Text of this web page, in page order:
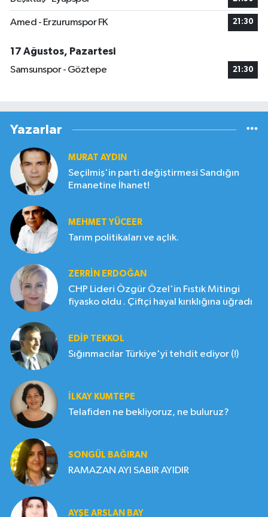
Amed - Erzurumspor FK 21:30
17 Ağustos, Pazartesi
Samsunspor - Göztepe
21:30
Yazarlar
MURAT AYDIN
Seçilmiş'in parti değiştirmesi Sandığın
Emanetine İhanet!
MEHMET YÜCEER
Tarım politikaları ve açlık.
ZERRIN ERDOĞAN
CHP Lideri Özgür Özel'in Fıstık Mitingi
fiyasko oldu . Çiftçi hayal kırıklığına uğradı
EDIP TEKKOL
Sığınmacılar Türkiye'yi tehdit ediyor (!)
İLKAY KUMTEPE
Telafiden ne bekliyoruz, ne buluruz?
SONGÜL BAĞIRAN
RAMAZAN AYI SABIR AYIDIR
AYŞE ARSLAN BAY